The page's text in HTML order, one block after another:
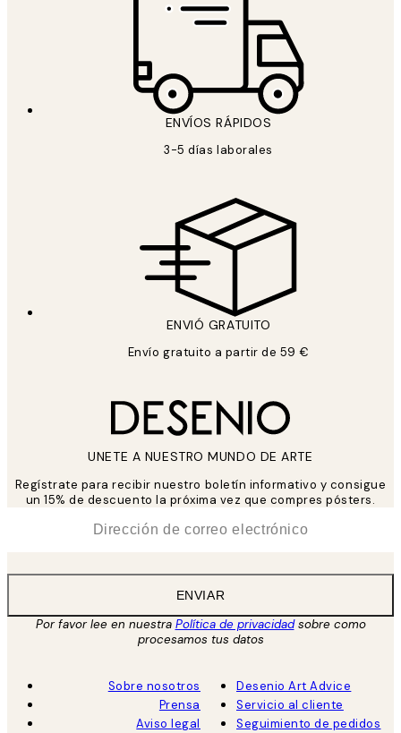
ENVÍOS RÁPIDOS
3-5 días laborales
ENVIÓ GRATUITO
Envío gratuito a partir de 59 €
UNETE A NUESTRO MUNDO DE ARTE
Regístrate para recibir nuestro boletín informativo y consigue
un 15% de descuento la próxima vez que compres pósters.
ENVIAR
Por favor lee en nuestra Política de privacidadsobre como
procesamos tus datos
Sobre nosotros
Prensa
Aviso legal
Desenio Art Advice
Servicio al cliente
Seguimiento de pedidos